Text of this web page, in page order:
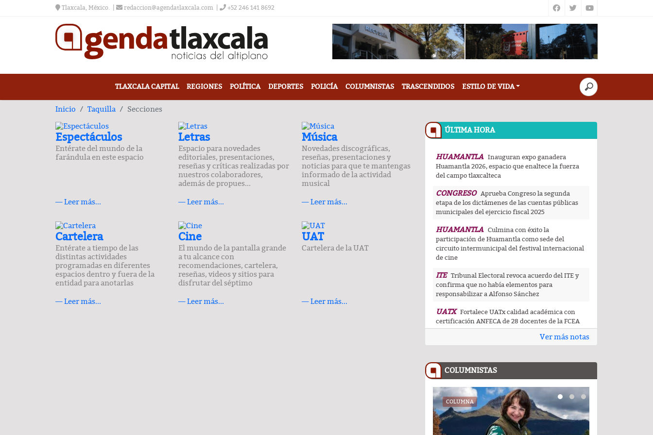
Tlaxcala, México. redaccion@agendatlaxcala.com +52 246 141 8692
TLAXCALA CAPITAL REGIONES POLÍTICA DEPORTES POLICÍA COLUMNISTAS TRASCENDIDOS ESTILO DE VIDA
Inicio Taquilla Secciones
Espectáculos
Entérate del mundo de la
farándula en este espacio
— Leer más...
Letras
Espacio para novedades
editoriales, presentaciones,
reseñas y críticas realizadas por
nuestros colaboradores,
además de propues...
— Leer más...
Música
Novedades discográficas,
reseñas, presentaciones y
noticias para que te mantengas
informado de la actividad
musical
— Leer más...
Cartelera
Entérate a tiempo de las
distintas actividades
programadas en diferentes
espacios dentro y fuera de la
entidad para anotarlas
— Leer más...
Cine
El mundo de la pantalla grande
a tu alcance con
recomendaciones, cartelera,
reseñas, videos y sitios para
disfrutar del séptimo
— Leer más...
UAT
Cartelera de la UAT
— Leer más...
ÚLTIMA HORA
HUAMANTLA Inauguran expo ganadera
Huamantla 2026, espacio que enaltece la fuerza
del campo tlaxcalteca
CONGRESO Aprueba Congreso la segunda
etapa de los dictámenes de las cuentas públicas
municipales del ejercicio fiscal 2025
HUAMANTLA Culmina con éxito la
participación de Huamantla como sede del
circuito intermunicipal del festival internacional
de cine
ITE Tribunal Electoral revoca acuerdo del ITE y
confirma que no había elementos para
responsabilizar a Alfonso Sánchez
UATX Fortalece UATx calidad académica con
certificación ANFECA de 28 docentes de la FCEA
La docencia es el corazón de la
CAPITAL Tlaxcala capital da muestra de su
riqueza artesanal y gastronómica en festival de
CEDHT Convoca CEDHT a personas mayores a
participar en la convocatoria Cuéntame tu
historia: voces que dejan huella
Ver más notas
COLUMNISTAS
COLUMNA